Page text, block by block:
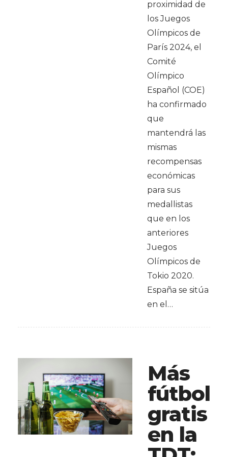
proximidad de
los Juegos
Olímpicos de
París 2024, el
Comité
Olímpico
Español (COE)
ha confirmado
que
mantendrá las
mismas
recompensas
económicas
para sus
medallistas
que en los
anteriores
Juegos
Olímpicos de
Tokio 2020.
España se sitúa
en el…
Más
fútbol
gratis
en la